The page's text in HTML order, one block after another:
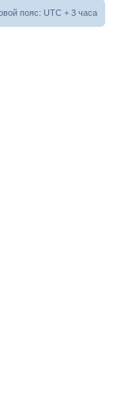
пояс: UTC + 3 часа